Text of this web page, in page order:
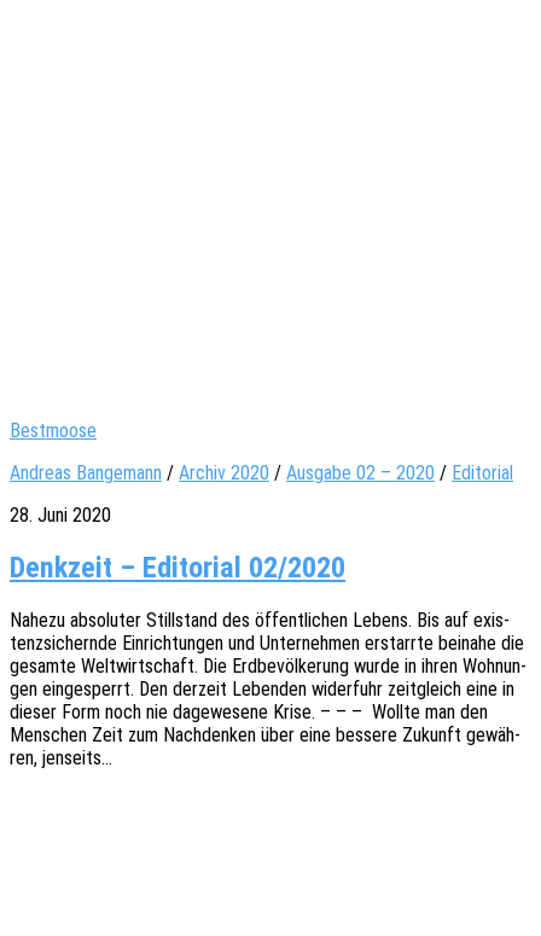
Bestmoose
Andreas Bangemann / Archiv 2020 / Ausgabe 02 – 2020 / Editorial
28. Juni 2020
Denkzeit – Editorial 02/2020
Nahezu abso­lu­ter Still­stand des öffent­li­chen Lebens. Bis auf exis­
tenz­si­chern­de Einrich­tun­gen und Unter­neh­men erstarr­te beina­he die
gesam­te Welt­wirt­schaft. Die Erdbe­völ­ke­rung wurde in ihren Wohnun­
gen einge­sperrt. Den derzeit Leben­den wider­fuhr zeit­gleich eine in
dieser Form noch nie dage­we­se­ne Krise. – – – Wollte man den
Menschen Zeit zum Nach­den­ken über eine besse­re Zukunft gewäh­
ren, jenseits…